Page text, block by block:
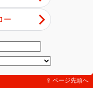
⇪ ページ先頭へ